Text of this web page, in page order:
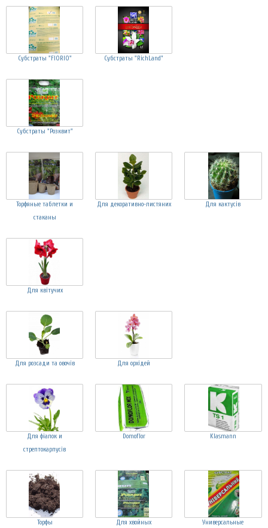
Субстраты "FIORIO" Субстраты "RichLand"
Субстраты "Розквит"
Торфяные таблетки и
стаканы
Для декоративно-листяних Для кактусів
Для квітучих
Для розсади та овочів Для орхідей
Для фіалок и
стрептокарпусів
Domoflor Klasmann
Торфы Для хвойных Универсальные